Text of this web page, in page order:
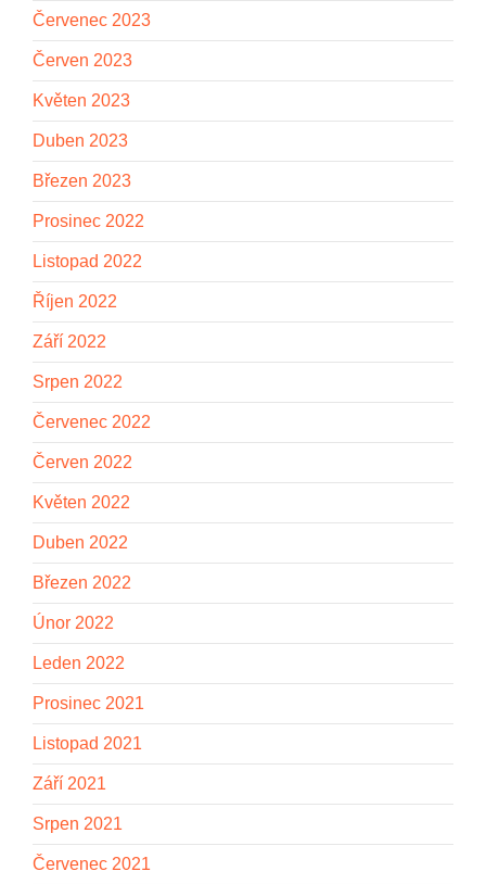
Červenec 2023
Červen 2023
Květen 2023
Duben 2023
Březen 2023
Prosinec 2022
Listopad 2022
Říjen 2022
Září 2022
Srpen 2022
Červenec 2022
Červen 2022
Květen 2022
Duben 2022
Březen 2022
Únor 2022
Leden 2022
Prosinec 2021
Listopad 2021
Září 2021
Srpen 2021
Červenec 2021